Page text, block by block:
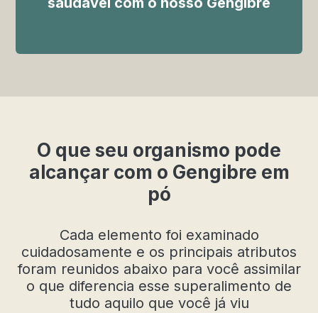
O que seu organismo pode
alcançar com o Gengibre em
pó
Cada elemento foi examinado
cuidadosamente e os principais atributos
foram reunidos abaixo para você assimilar
o que diferencia esse superalimento de
tudo aquilo que você já viu